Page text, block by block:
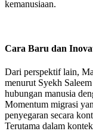
kemanusiaan.
Cara Baru dan
Dari perspektif lain,
menurut Syekh
hubungan manusia
Momentum migrasi
penyegaran secara
Terutama dalam